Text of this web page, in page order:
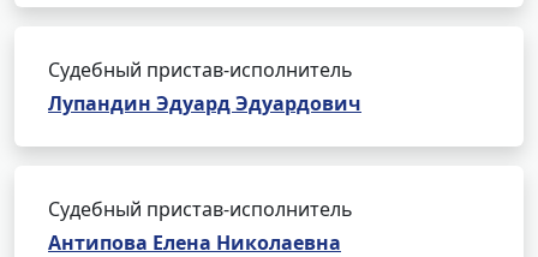
Судебный пристав-исполнитель
Лупандин Эдуард Эдуардович
Судебный пристав-исполнитель
Антипова Елена Николаевна